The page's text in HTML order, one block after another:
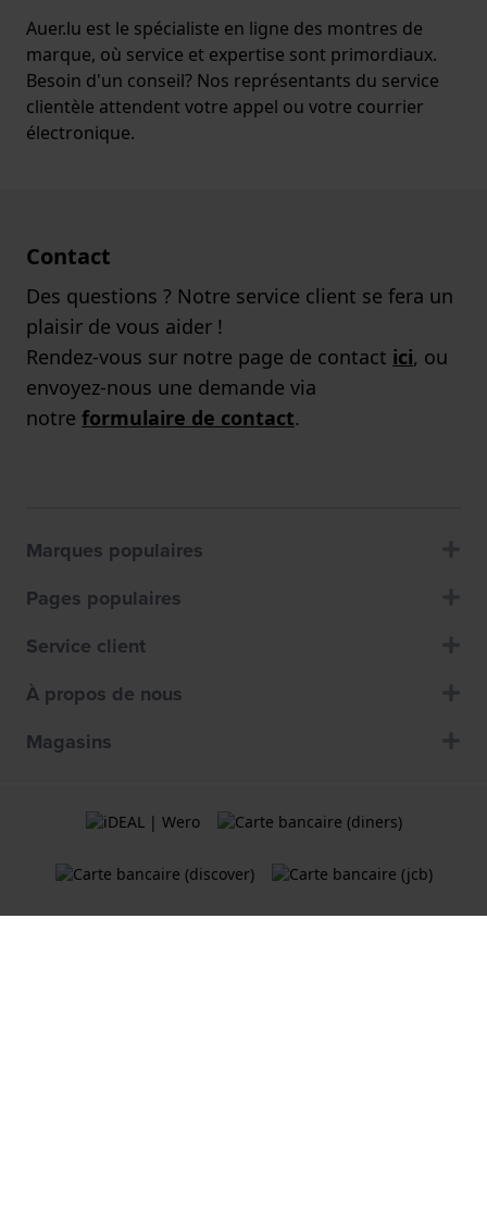
Auer.lu est le spécialiste en ligne des montres de
marque, où service et expertise sont primordiaux.
Besoin d'un conseil? Nos représentants du service
clientèle attendent votre appel ou votre courrier
électronique.
Contact
Des questions ? Notre service client se fera un
plaisir de vous aider !
Rendez-vous sur notre page de contact ici, ou
envoyez-nous une demande via
notre formulaire de contact.
Marques populaires
Pages populaires
Service client
À propos de nous
Magasins